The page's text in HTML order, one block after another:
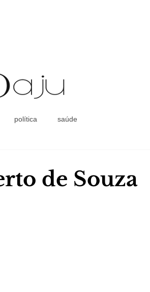
Coluna Social
política saúde
de Souza